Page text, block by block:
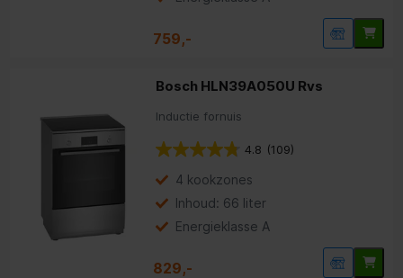
759,-
Bosch HLN39A050U Rvs
Inductie fornuis
4.8 (109)
4 kookzones
Inhoud: 66 liter
Energieklasse A
829,-